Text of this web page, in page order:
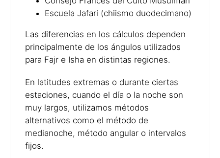
Escuela Jafari (chiismo duodecimano)
Las diferencias en los cálculos dependen
principalmente de los ángulos utilizados
para Fajr e Isha en distintas regiones.
En latitudes extremas o durante ciertas
estaciones, cuando el día o la noche son
muy largos, utilizamos métodos
alternativos como el método de
medianoche, método angular o intervalos
fijos.